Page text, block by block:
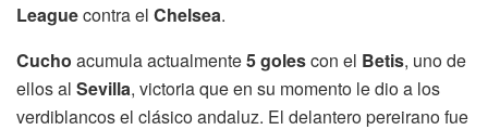
Leaguecontra el Chelsea.
Cucho acumula actualmente5 golescon el Betis, uno de
ellos al Sevilla, victoria que en su momento le dio a los
verdiblancos el clásico andaluz. El delantero pereirano fue